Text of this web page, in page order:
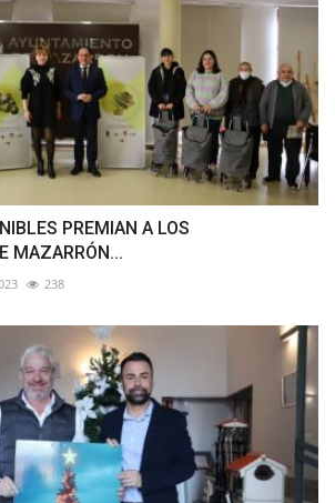
PREMIAN A LOS
MAZARRÓN...
238